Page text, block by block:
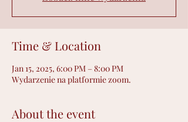
Time & Location
Jan 15, 2025, 6:00 PM – 8:00 PM
Wydarzenie na platformie zoom.
About the event